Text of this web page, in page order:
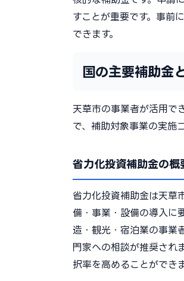
すことが重要です。事前
できます。
国の主要補助金
天草市の事業者が活用で
で、補助対象事業の実施
省力化投資補助金の
省力化投資補助金は天草
備・事業・設備の導入に
造・観光・宿泊業の事業
門家への相談が推奨され
択率を高めることができま